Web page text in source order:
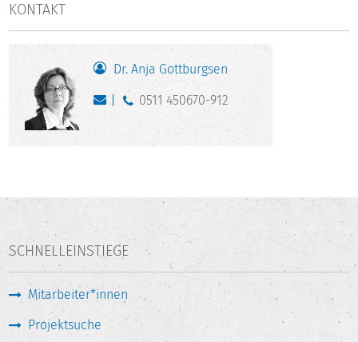
KONTAKT
Dr. Anja Gottburgsen
0511 450670-912
SCHNELLEINSTIEGE
Mitarbeiter*innen
Projektsuche